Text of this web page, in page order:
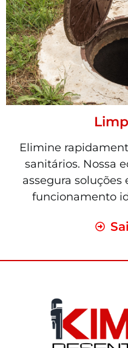
Elimine
sanitários. Nossa
assegura soluções
funcionamento